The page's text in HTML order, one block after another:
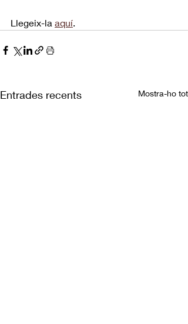
Llegeix-la aquí.
Entrades recents Mostra-ho tot